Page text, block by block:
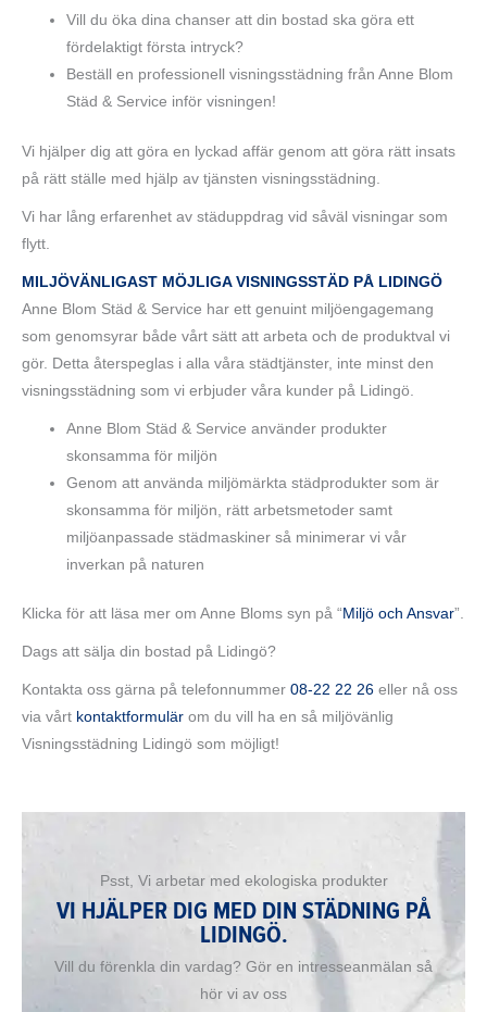
Vill du öka dina chanser att din bostad ska göra ett
fördelaktigt första intryck?
Beställ en professionell visningsstädning från Anne Blom
Städ & Service inför visningen!
Vi hjälper dig att göra en lyckad affär genom att göra rätt insats
på rätt ställe med hjälp av tjänsten visningsstädning.
Vi har lång erfarenhet av städuppdrag vid såväl visningar som
flytt.
MILJÖVÄNLIGAST MÖJLIGA VISNINGSSTÄD PÅ LIDINGÖ
Anne Blom Städ & Service har ett genuint miljöengagemang
som genomsyrar både vårt sätt att arbeta och de produktval vi
gör. Detta återspeglas i alla våra städtjänster, inte minst den
visningsstädning som vi erbjuder våra kunder på Lidingö.
Anne Blom Städ & Service använder produkter
skonsamma för miljön
Genom att använda miljömärkta städprodukter som är
skonsamma för miljön, rätt arbetsmetoder samt
miljöanpassade städmaskiner så minimerar vi vår
inverkan på naturen
Klicka för att läsa mer om Anne Bloms syn på “ Miljö och Ansvar”.
Dags att sälja din bostad på Lidingö?
Kontakta oss gärna på telefonnummer 08-22 22 26 eller nå oss
via vårt kontaktformulär om du vill ha en så miljövänlig
Visningsstädning Lidingö som möjligt!
Psst, Vi arbetar med ekologiska produkter
VI HJÄLPER DIG MED DIN STÄDNING PÅ
LIDINGÖ.
Vill du förenkla din vardag? Gör en intresseanmälan så
hör vi av oss